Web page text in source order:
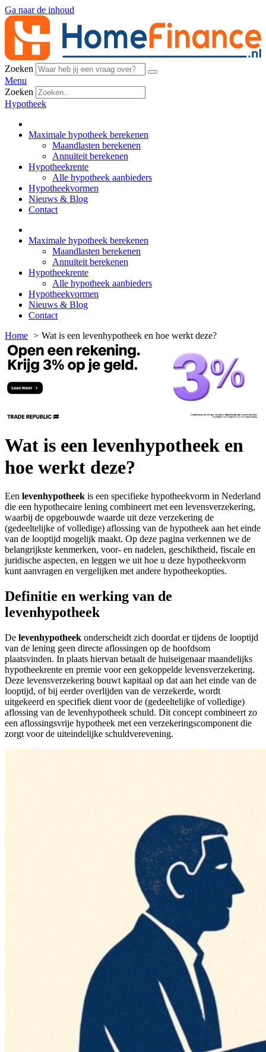
Ga naar de inhoud
Zoeken
Menu
Zoeken
Hypotheek
Maximale hypotheek berekenen
Maandlasten berekenen
Annuïteit berekenen
Hypotheekrente
Alle hypotheek aanbieders
Hypotheekvormen
Nieuws & Blog
Contact
Maximale hypotheek berekenen
Maandlasten berekenen
Annuïteit berekenen
Hypotheekrente
Alle hypotheek aanbieders
Hypotheekvormen
Nieuws & Blog
Contact
Home
Wat is een levenhypotheek en hoe werkt deze?
Wat is een levenhypotheek en
hoe werkt deze?
Een levenhypotheek is een specifieke hypotheekvorm in Nederland
die een hypothecaire lening combineert met een levensverzekering,
waarbij de opgebouwde waarde uit deze verzekering de
(gedeeltelijke of volledige) aflossing van de hypotheek aan het einde
van de looptijd mogelijk maakt. Op deze pagina verkennen we de
belangrijkste kenmerken, voor- en nadelen, geschiktheid, fiscale en
juridische aspecten, en leggen we uit hoe u deze hypotheekvorm
kunt aanvragen en vergelijken met andere hypotheekopties.
Definitie en werking van de
levenhypotheek
De levenhypotheek onderscheidt zich doordat er tijdens de looptijd
van de lening geen directe aflossingen op de hoofdsom
plaatsvinden. In plaats hiervan betaalt de huiseigenaar maandelijks
hypotheekrente en premie voor een gekoppelde levensverzekering.
Deze levensverzekering bouwt kapitaal op dat aan het einde van de
looptijd, of bij eerder overlijden van de verzekerde, wordt
uitgekeerd en specifiek dient voor de (gedeeltelijke of volledige)
aflossing van de levenhypotheek schuld. Dit concept combineert zo
een aflossingsvrije hypotheek met een verzekeringscomponent die
zorgt voor de uiteindelijke schuldverevening.